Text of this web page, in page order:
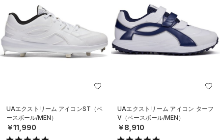
UAエクストリーム アイコンST（ベ
ースボール/MEN）
￥11,990
UAエクストリーム アイコン ターフ
V（ベースボール/MEN）
￥8,910